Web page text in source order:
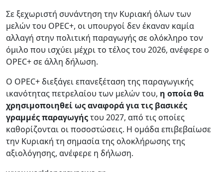
Σε ξεχωριστή συνάντηση την Κυριακή όλων των
μελών του OPEC+, οι υπουργοί δεν έκαναν καμία
αλλαγή στην πολιτική παραγωγής σε ολόκληρο τον
όμιλο που ισχύει μέχρι το τέλος του 2026, ανέφερε ο
OPEC+ σε άλλη δήλωση.
Ο OPEC+ διεξάγει επανεξέταση της παραγωγικής
ικανότητας πετρελαίου των μελών του, η οποία θα
χρησιμοποιηθεί ως αναφορά για τις βασικές
γραμμές παραγωγήςτου 2027, από τις οποίες
καθορίζονται οι ποσοστώσεις. Η ομάδα επιβεβαίωσε
την Κυριακή τη σημασία της ολοκλήρωσης της
αξιολόγησης, ανέφερε η δήλωση.